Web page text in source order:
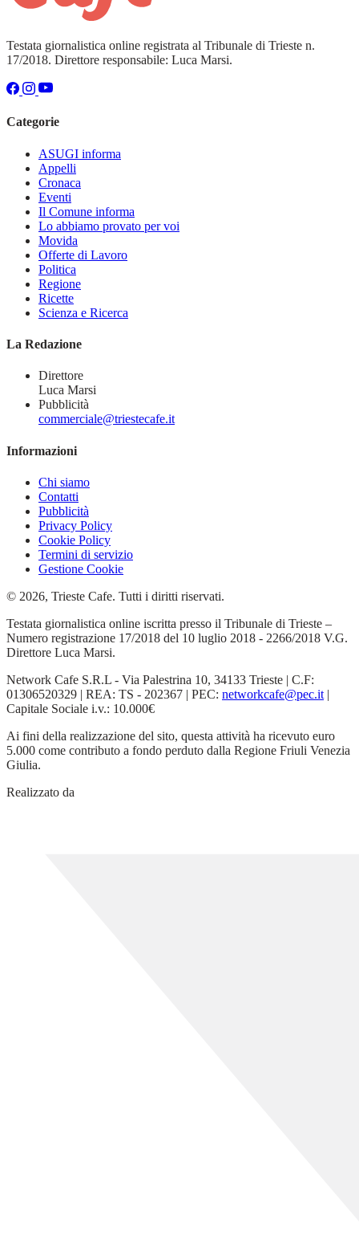
Testata giornalistica online registrata al Tribunale di Trieste n.
17/2018. Direttore responsabile: Luca Marsi.
Categorie
ASUGI informa
Appelli
Cronaca
Eventi
Il Comune informa
Lo abbiamo provato per voi
Movida
Offerte di Lavoro
Politica
Regione
Ricette
Scienza e Ricerca
La Redazione
Direttore
Luca Marsi
Pubblicità
commerciale@triestecafe.it
Informazioni
Chi siamo
Contatti
Pubblicità
Privacy Policy
Cookie Policy
Termini di servizio
Gestione Cookie
© 2026, Trieste Cafe. Tutti i diritti riservati.
Testata giornalistica online iscritta presso il Tribunale di Trieste –
Numero registrazione 17/2018 del 10 luglio 2018 - 2266/2018 V.G.
Direttore Luca Marsi.
Network Cafe S.R.L - Via Palestrina 10, 34133 Trieste | C.F:
01306520329 | REA: TS - 202367 | PEC: networkcafe@pec.it |
Capitale Sociale i.v.: 10.000€
Ai fini della realizzazione del sito, questa attività ha ricevuto euro
5.000 come contributo a fondo perduto dalla Regione Friuli Venezia
Giulia.
Realizzato da